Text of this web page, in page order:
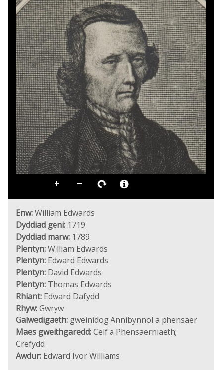
Enw:William Edwards
Dyddiad geni: 1719
Dyddiad marw: 1789
Plentyn:William Edwards
Plentyn: Edward Edwards
Plentyn: David Edwards
Plentyn: Thomas Edwards
Rhiant: Edward Dafydd
Rhyw:Gwryw
Galwedigaeth: gweinidog Annibynnol a phensaer
Maes gweithgaredd:Celf a Phensaernïaeth;
Crefydd
Awdur: Edward Ivor Williams